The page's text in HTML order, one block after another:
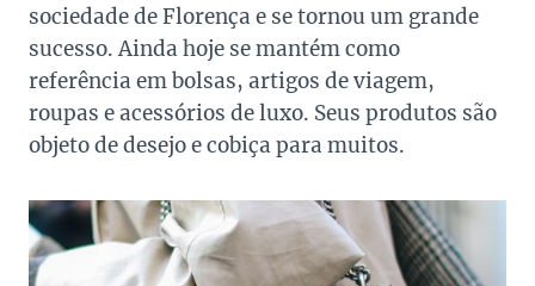
sociedade de Florença e se tornou um grande
sucesso. Ainda hoje se mantém como
referência em bolsas, artigos de viagem,
roupas e acessórios de luxo. Seus produtos são
objeto de desejo e cobiça para muitos.